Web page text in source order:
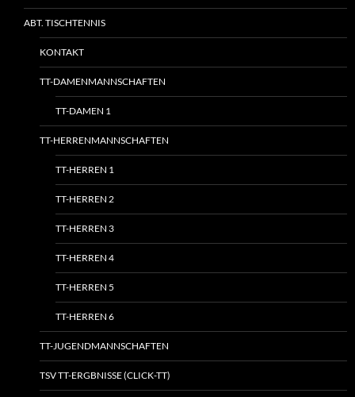
ABT. TISCHTENNIS
KONTAKT
TT-DAMENMANNSCHAFTEN
TT-DAMEN 1
TT-HERRENMANNSCHAFTEN
TT-HERREN 1
TT-HERREN 2
TT-HERREN 3
TT-HERREN 4
TT-HERREN 5
TT-HERREN 6
TT-JUGENDMANNSCHAFTEN
TSV TT-ERGBNISSE (CLICK-TT)